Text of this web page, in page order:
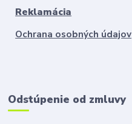
Reklamácia
Ochrana osobných údajov
Odstúpenie od zmluvy